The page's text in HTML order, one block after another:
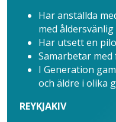
Har anställda
med åldersvänlig
Har utsett en
Samarbetar
I Generation
och äldre i olika
REYKJAKIV